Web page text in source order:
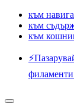
към
към
към
филаменти